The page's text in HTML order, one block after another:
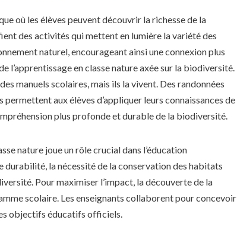
où les élèves peuvent découvrir la richesse de la
des activités qui mettent en lumière la variété des
naturel, encourageant ainsi une connexion plus
l’apprentissage en classe nature axée sur la biodiversité.
manuels scolaires, mais ils la vivent. Des randonnées
aux élèves d’appliquer leurs connaissances de
plus profonde et durable de la biodiversité.
nature joue un rôle crucial dans l’éducation
durabilité, la nécessité de la conservation des habitats
Pour maximiser l’impact, la découverte de la
scolaire. Les enseignants collaborent pour concevoir
objectifs éducatifs officiels.